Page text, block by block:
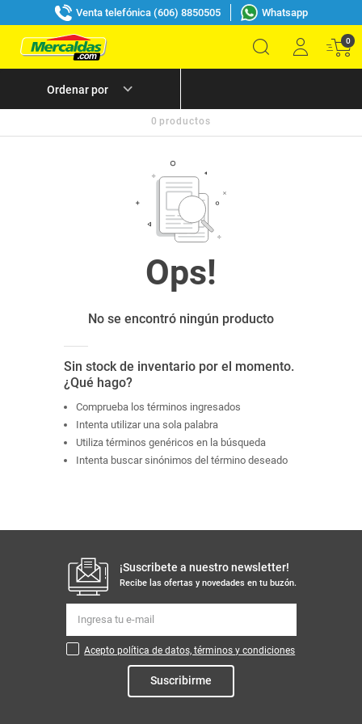
Venta telefónica (606) 8850505 Whatsapp
0
0 productos
No se encontró ningún producto
Sin stock de inventario por el momento.
¿Qué hago?
Comprueba los términos ingresados
Intenta utilizar una sola palabra
Utiliza términos genéricos en la búsqueda
Intenta buscar sinónimos del término deseado
¡Suscribete a nuestro newsletter!
Recibe las ofertas y novedades en tu buzón.
Acepto política de datos, términos y condiciones
Suscribirme